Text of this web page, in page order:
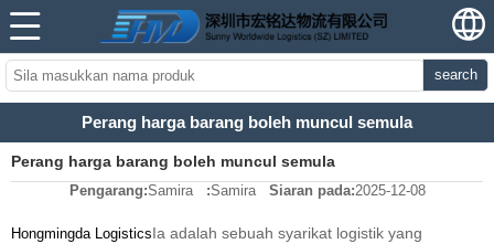
search
Perang harga barang boleh muncul semula
Perang harga barang boleh muncul semula
Pengarang:Samira :Samira Siaran pada:2025-12-08
Hongmingda LogisticsIa adalah sebuah syarikat logistik yang